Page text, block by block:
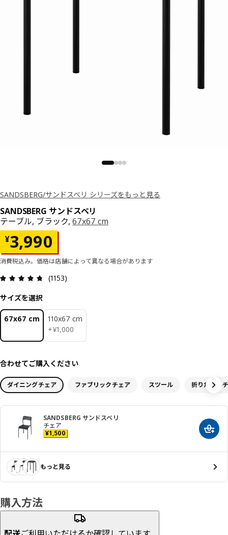
SANDSBERG/サンドスベリ シリーズをもっと見る
SANDSBERG サンドスベリ
テーブル, ブラック,67x67 cm
¥3,990
価格 ¥ 3990
消費税込み。価格は店舗によって異なる場合があります
(1153)
サイズを選択
67x67 cm
110x67 cm
+¥1,000
¥ 1000
合わせてご購入ください
ダイニングチェア ファブリックチェア スツール 折りたたみ
SANDSBERG サンドスベリ
チェア
¥1,500
価格 ¥ 1500 カー
もっと見る
購入方法